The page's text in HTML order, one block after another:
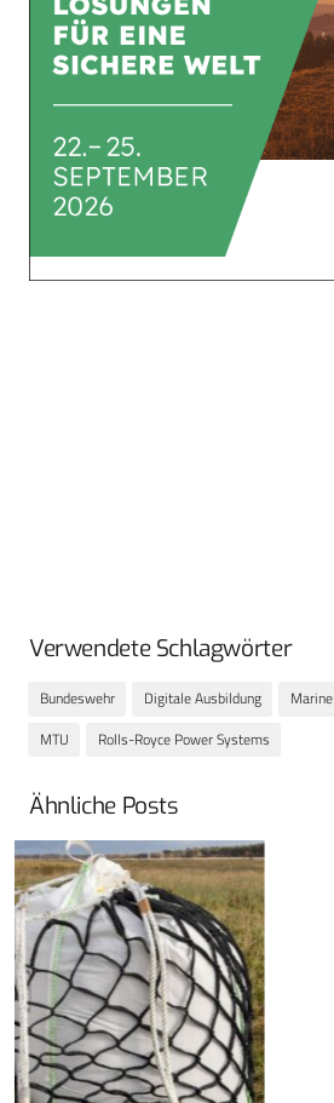
Verwendete Schlagwörter
Bundeswehr Digitale Ausbildung Marine
MTU
Rolls-Royce Power Systems
Ähnliche Posts